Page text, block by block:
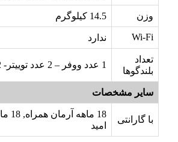
وزن 14.5 کیلوگرم
Wi-Fi ندارد
تعداد
بلندگوها
سایر مشخصات
با گارانتی
18
امید